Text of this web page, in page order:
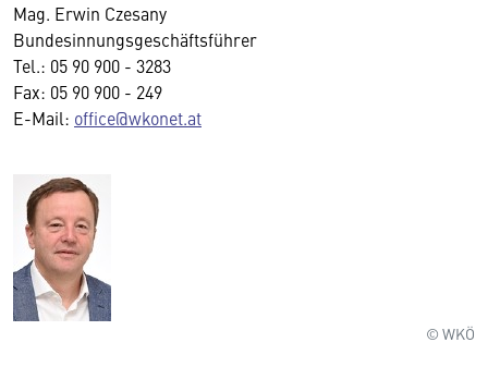
Mag. Erwin Czesany
Bundesinnungsgeschäftsführer
Tel.: 05 90 900 - 3283
Fax: 05 90 900 - 249
E-Mail: office@wkonet.at
© WKÖ